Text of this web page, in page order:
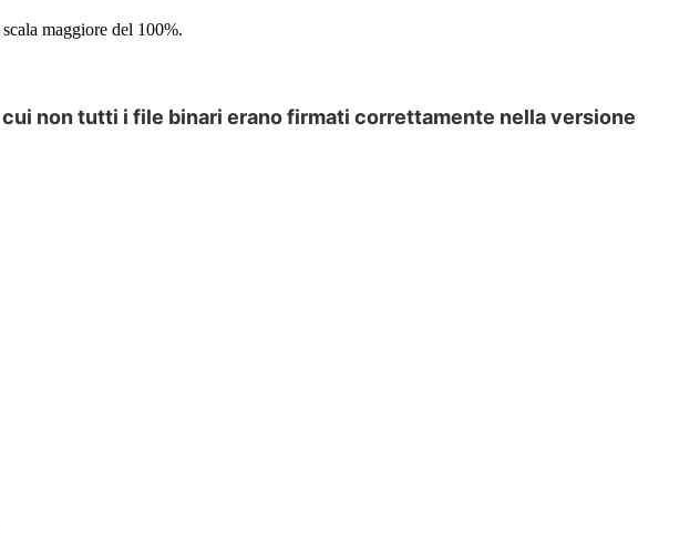
scala maggiore del 100%.
cui nontutti i file binari eranofirmati correttamente nellaversione